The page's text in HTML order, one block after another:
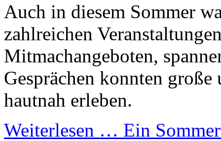
Auch in diesem Sommer
zahlreichen
Mitmachangeboten,
Gesprächen konnten große
hautnah erleben.
Weiterlesen … Ein